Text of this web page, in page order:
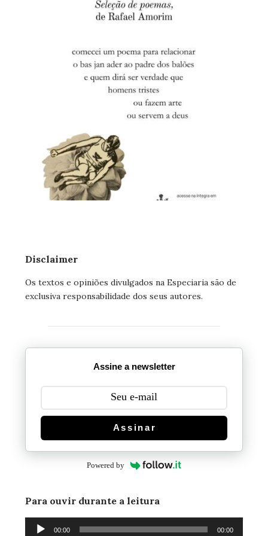
Disclaimer
Os textos e opiniões divulgados na Especiaria são de
exclusiva responsabilidade dos seus autores.
Assine a newsletter
Assinar
Powered by
Para ouvir durante a leitura
Tocador
00:00 00:00